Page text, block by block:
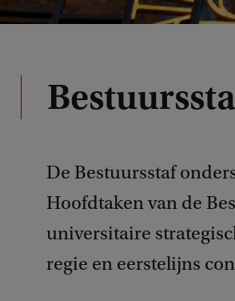
De Bestuursstaf
Hoofdtaken van de
universitaire
regie en eerstelijns